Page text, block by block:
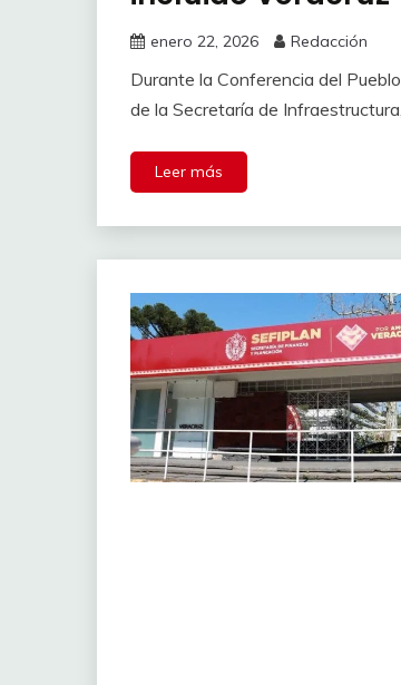
enero 22, 2026 Redacción
Durante la Conferencia del
de la Secretaría de
Leer más